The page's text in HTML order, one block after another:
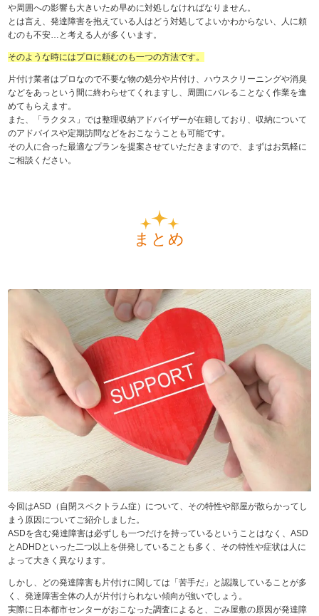
や周囲への影響も大きいため早めに対処しなければなりません。
とは言え、発達障害を抱えている人はどう対処してよいかわからない、人に頼
むのも不安…と考える人が多くいます。
そのような時にはプロに頼むのも一つの方法です。
片付け業者はプロなので不要な物の処分や片付け、ハウスクリーニングや消臭
などをあっという間に終わらせてくれますし、周囲にバレることなく作業を進
めてもらえます。
また、「ラクタス」では整理収納アドバイザーが在籍しており、収納について
のアドバイスや定期訪問などをおこなうことも可能です。
その人に合った最適なプランを提案させていただきますので、まずはお気軽に
ご相談ください。
まとめ
今回はASD（自閉スペクトラム症）について、その特性や部屋が散らかってし
まう原因についてご紹介しました。
ASDを含む発達障害は必ずしも一つだけを持っているということはなく、ASD
とADHDといった二つ以上を併発していることも多く、その特性や症状は人に
よって大きく異なります。
しかし、どの発達障害も片付けに関しては「苦手だ」と認識していることが多
く、発達障害全体の人が片付けられない傾向が強いでしょう。
実際に日本都市センターがおこなった調査によると、ごみ屋敷の原因が発達障